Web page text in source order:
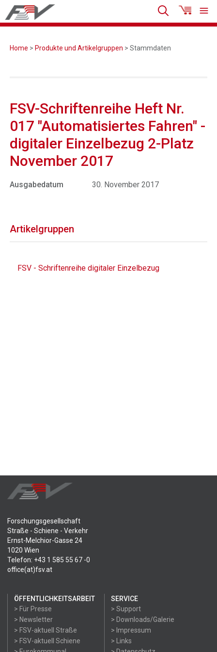
Home > Produkte und Artikelgruppen > Stammdaten
FSV-Schriftenreihe Heft Nr.
017 "Automatisiertes Fahren" -
digitaler Einzelbezug 2-Platz
November 2017
Ausgabedatum 30. November 2017
Artikelgruppen
FSV - Schriftenreihe digitaler Einzelbezug
Forschungsgesellschaft
Straße - Schiene - Verkehr
Ernst-Melchior-Gasse 24
1020 Wien
Telefon: +43 1 585 55 67 -0
office(at)fsv.at
ÖFFENTLICHKEITSARBEIT
> Für Presse
> Newsletter
> FSV-aktuell Straße
> FSV-aktuell Schiene
SERVICE
> Support
> Downloads/Galerie
> Impressum
> Links